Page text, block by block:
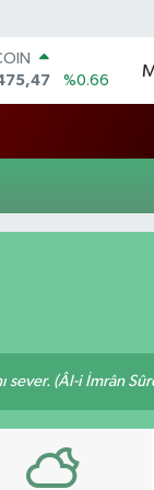
%0.66
%0.22
ALTIN
sever. (Âl-i İmrân